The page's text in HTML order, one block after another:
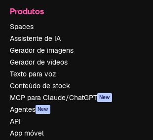
Produtos
Spaces
Assistente de IA
Gerador de imagens
Gerador de vídeos
Texto para voz
Conteúdo de stock
MCP para Claude/ChatGPT New
Agentes New
API
App móvel